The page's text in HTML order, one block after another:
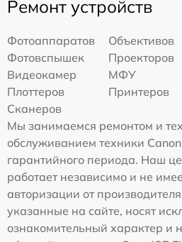
Ремонт устройств
Фотоаппаратов
Объективов
Фотовспышек
Проекторов
Видеокамер
МФУ
Плоттеров
Принтеров
Сканеров
Мы занимаемся ремонтом и
обслуживанием техники
гарантийного периода. Наш
работает независимо и не
авторизации от
указанные на сайте, носят
ознакомительный характер и